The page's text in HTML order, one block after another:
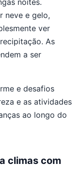
noites.
neve e gelo,
ver
As
a ser
e desafios
e as atividades
ao longo do
climas com